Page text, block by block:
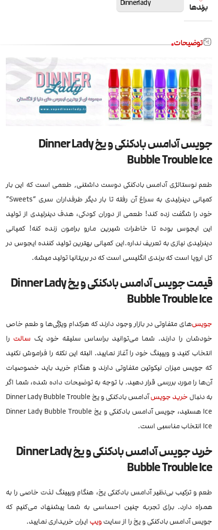
برندها Dinnerlady
توضیحات
جویس آدامس بادکنکی و یخ Dinner Lady
Bubble Trouble Ice
طعم نوستالژی آدامس بادکنکی دوست داشتنی, طعمی است که این بار
کمپانی دینرلیدی به سراغ آن رفته تا بار دیگر طرفداران سری “Sweets”
خود را شگفت زده کند! طعمی از دوران کودکی، هدف دینرلیدی از تولید
این ایجوس بوده تا خاطرات شیرین مارو برامون زنده کنه! کمپانی
دینرلیدی نیازی به تعریف نداره.این کمپانی بهترین تولید کننده ایجوس در
کل اروپا است که برندی انگلیسی است که در بریتانیا تولید میشه.
قیمت جویس آدامس بادکنکی و یخ Dinner Lady
Bubble Trouble Ice
جویس‌های متفاوتی در بازار وجود دارند که هرکدام ویژگی‌ها و طعم خاص
خودشان را دارند. شما می‌توانید براساس سلیقه خود یک سالت را
انتخاب کنید و ویپینگ خود را آغاز نمایید. البته این نکته را فراموش نکنید
که جویس میزان نیکوتین متفاوتی دارند و هنگام خرید باید خصوصیات
آن‌ها را مورد بررسی قرار دهید. با توجه به توضیحات داده شده، شما اگر
به دنبال خرید جویس
آدامس بادکنکی و یخ Dinner Lady Bubble Trouble
Ice هستید، جویس آدامس بادکنکی و یخ Dinner Lady Bubble Trouble
Ice انتخاب مناسبی است.
خرید جویس آدامس بادکنکی و یخ Dinner Lady
Bubble Trouble Ice
طعم و ترکیب بی‌نظیر آدامس بادکنکی یخ، هنگام ویپینگ لذت خاصی را به
همراه دارد. برای تجربه چنین احساسی به شما پیشنهاد می‌کنیم که
جویس آدامس بادکنکی و یخ را از سایتویپ ایران خریداری نمایید.